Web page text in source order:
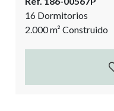
instalaciones de
esta finca sea tan
años, totalmente
16 Dormitorios
2.000m² Construido